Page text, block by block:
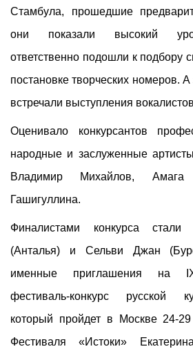
Стамбула, прошедшие
они показали высокий
ответственно подошли к подбору
постановке творческих номеров.
встречали выступления
Оценивало конкурсантов
народные и заслуженные
Владимир Михайлов, Амага
Гашигуллина.
Финалистами конкурса стали
(Анталья) и Сельви Джан
именные приглашения на
фестиваль-конкурс русской
который пройдет в Москве 24-
Фестиваля «Истоки»